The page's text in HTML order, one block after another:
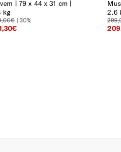
79 x 44 x 31 cm |
kg
| 30%
2.6